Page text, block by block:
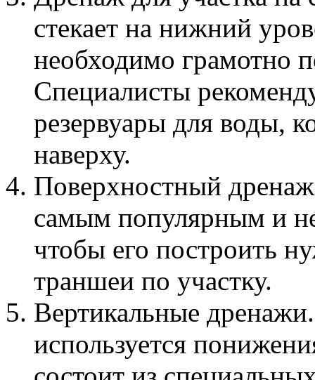
стекает на нижний
необходимо грамотно
Специалисты
резервуары для воды,
наверху.
Поверхностный
самым популярным и
чтобы его построить
траншеи по участку.
Вертикальные
используется